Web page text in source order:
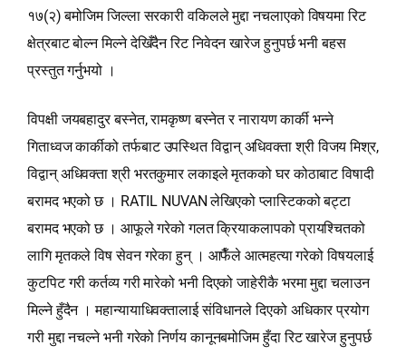
१७(२) बमोजिम जिल्ला सरकारी वकिलले मुद्दा नचलाएको विषयमा रिट
क्षेत्रबाट बोल्न मिल्ने देखिँदैन रिट निवेदन खारेज हुनुपर्छ भनी बहस
प्रस्तुत गर्नुभयो ।
विपक्षी जयबहादुर बस्नेत, रामकृष्ण बस्नेत र नारायण कार्की भन्‍ने
गिताध्वज कार्कीको तर्फबाट उपस्थित विद्वान्‌ अधिवक्ता श्री विजय मिश्र,
विद्वान्‌ अधिवक्ता श्री भरतकुमार लकाइले मृतकको घर कोठाबाट विषादी
बरामद भएको छ । RATIL NUVAN लेखिएको प्लास्टिकको बट्टा
बरामद भएको छ । आफूले गरेको गलत क्रियाकलापको प्रायश्चितको
लागि मृतकले विष सेवन गरेका हुन् । आफैँले आत्महत्या गरेको विषयलाई
कुटपिट गरी कर्तव्य गरी मारेको भनी दिएको जाहेरीकै भरमा मुद्दा चलाउन
मिल्ने हुँदैन । महान्यायाधिवक्तालाई संविधानले दिएको अधिकार प्रयोग
गरी मुद्दा नचल्ने भनी गरेको निर्णय कानूनबमोजिम हुँदा रिट खारेज हुनुपर्छ